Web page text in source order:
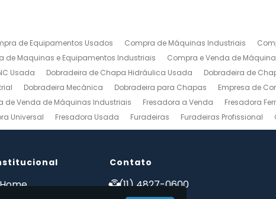
de Equipamentos Usados Compra de Máquinas Industriais
de Maquinas e Equipamentos Industriais Compra e Venda de
Usada Dobradeira de Chapa Hidráulica Usada Dobradeira de
Dobradeira Mecânica Dobradeira para Chapas
Empresa de
de Venda de Máquinas Industriais Fresadora a Venda Fresadora
Universal Fresadora Usada Furadeiras Furadeiras Profissional
de Aço Maquinas para Marcenaria Maquinas para
Venda de Máquinas Industriais Venda de Máquinas
Home
Contato
(11) 4827-0600